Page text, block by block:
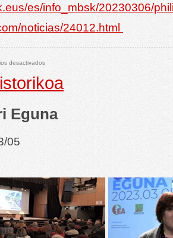
es/info_mbsk/20230306/
noticias/24012.html
desactivados
Eguna
05